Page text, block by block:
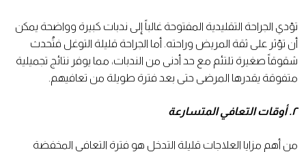
تؤدي الجراحة التقليدية المفتوحة غالباً إلى ندبات كبيرة وواضحة يمكن
أن تؤثر على ثقة المريض وراحته. أما الجراحة قليلة التوغل فتُحدث
شقوقاً صغيرة تلتئم مع حد أدنى من الندبات، مما يوفر نتائج تجميلية
متفوقة يقدرها المرضى حتى بعد فترة طويلة من تعافيهم.
٢. أوقات التعافي المتسارعة
من أهم مزايا العلاجات قليلة التدخل هو فترة التعافي المخفضة